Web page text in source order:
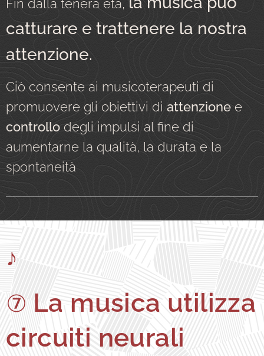
Fin dalla tenera età,
catturare e trattenere la nostra
attenzione.
Ciò consente ai musicoterapeuti di
promuovere gli obiettivi di attenzione e
controllodegli impulsi al fine di
aumentarne la qualità, la durata e la
spontaneità
♪
⑦ La musica utilizza
circuiti neurali